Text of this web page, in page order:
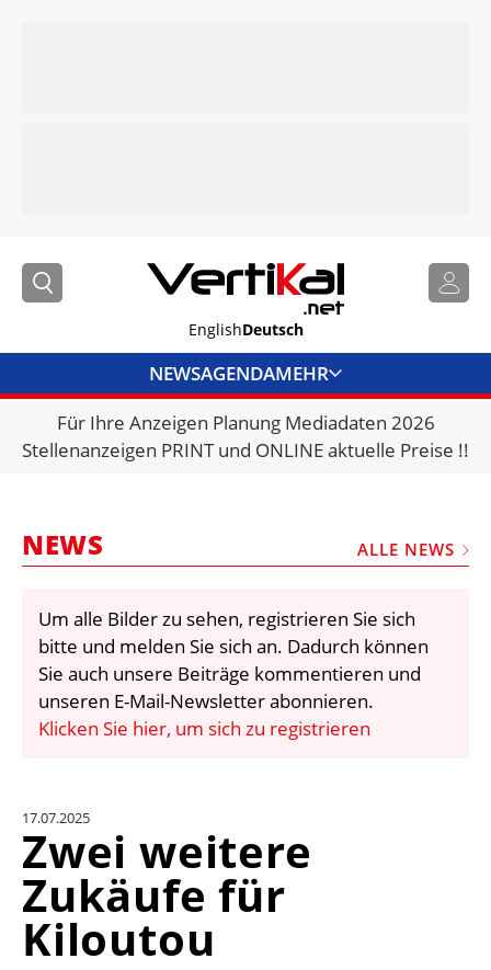
EnglishDeutsch
NEWSAGENDAMEHR
BRANCHENLINKS
VERMIETER
VIDEOS
BIBLIOTHEK
KRAN & BÜHNE
EINHEITENKONVERTER
KONTAKT
Für Ihre Anzeigen Planung Mediadaten 2026
Stellenanzeigen PRINT und ONLINE aktuelle Preise !!
NEWS ALLE NEWS
Um alle Bilder zu sehen, registrieren Sie sich
bitte und melden Sie sich an. Dadurch können
Sie auch unsere Beiträge kommentieren und
unseren E-Mail-Newsletter abonnieren.
Klicken Sie hier, um sich zu registrieren
17.07.2025
Zwei weitere
Zukäufe für
Kiloutou